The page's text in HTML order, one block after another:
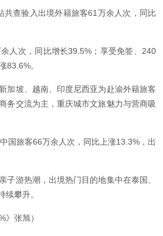
查验入出境外籍旅客61万余人次，同比
人次，同比增长39.5%；享受免签、240
83.6%。
加坡、越南、印度尼西亚为赴渝外籍旅客
务交流为主，重庆城市文旅魅力与营商吸
国旅客66万余人次，同比上涨13.3%，出
游热潮，出境热门目的地集中在泰国、
攀升。
》张旭）